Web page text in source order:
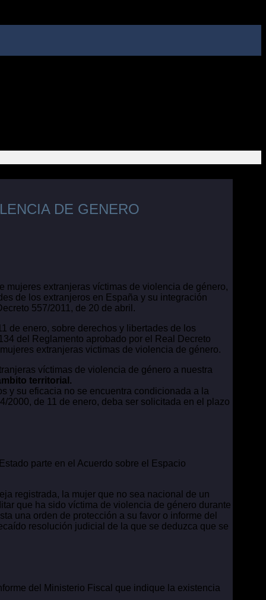
DE GENERO
extranjeras víctimas de violencia de género,
de los extranjeros en España y su integración
557/2011, de 20 de abril.
de enero, sobre derechos y libertades de los
del Reglamento aprobado por el Real Decreto
extranjeras victimas de violencia de género.
víctimas de violencia de género a nuestra
territorial.
y su eficacia no se encuentra condicionada a la
2000, de 11 de enero, deba ser solicitada en el plazo
parte en el Acuerdo sobre el Espacio
registrada, la mujer que no sea nacional de un
que ha sido víctima de violencia de género durante
una orden de protección a su favor o informe del
resolución judicial de la que se deduzca que se
del Ministerio Fiscal que indique la existencia